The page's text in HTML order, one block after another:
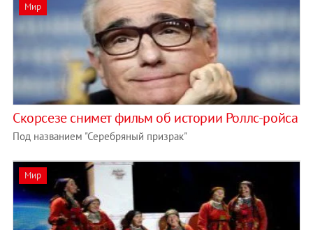
Мир
Скорсезе снимет фильм об истории Роллс-ройса
Под названием "Серебряный призрак"
Мир